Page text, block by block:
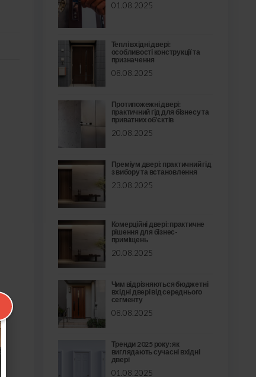
01.08.2025
Теплі вхідні двері:
особливості конструкції та
призначення
08.08.2025
Протипожежні двері:
практичний гід для бізнесу та
приватних об’єктів
20.08.2025
Преміум двері: практичний гід
з вибору та встановлення
23.08.2025
Комерційні двері: практичне
рішення для бізнес-
приміщень
20.08.2025
Чим відрізняються бюджетні
вхідні двері від середнього
сегменту
08.08.2025
Тренди 2025 року: як
виглядають сучасні вхідні
двері
01.08.2025